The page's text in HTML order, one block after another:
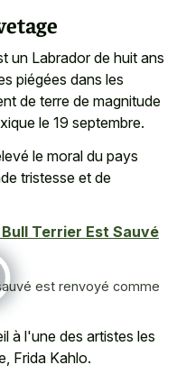
un Labrador de huit ans
piégées dans les
de terre de magnitude
le 19 septembre.
le moral du pays
tristesse et de
Bull Terrier Est Sauvé
est renvoyé comme
à l'une des artistes les
Frida Kahlo.